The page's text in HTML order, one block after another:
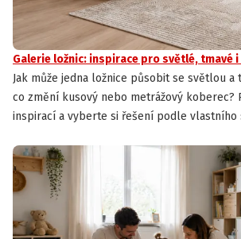
Galerie ložnic: inspirace pro světlé, tmavé
Jak může jedna ložnice působit se světlou a
co změní kusový nebo metrážový koberec?
inspirací a vyberte si řešení podle vlastního